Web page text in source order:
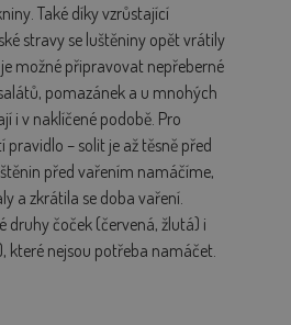
Také díky vzrůstající
stravy se luštěniny opět vrátily
možné připravovat nepřeberné
pomazánek a u mnohých
i v naklíčené podobě. Pro
– solit je až těsně před
před vařením namáčíme,
a zkrátila se doba vaření.
druhy čoček (červená, žlutá) i
které nejsou potřeba namáčet.